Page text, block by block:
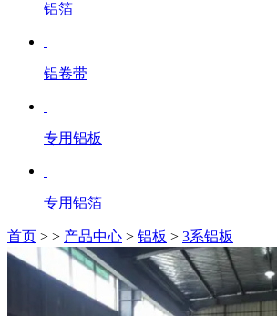
铝箔
铝卷带
专用铝板
专用铝箔
首页 > > 产品中心 > 铝板 > 3系铝板